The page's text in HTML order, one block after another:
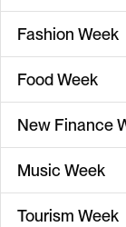
Fashion Week
Food Week
New Finance
Music Week
Tourism Week